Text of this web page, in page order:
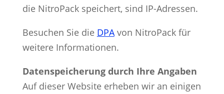
die NitroPack speichert, sind IP-Adressen.
Besuchen Sie die DPAvon NitroPack für
weitere Informationen.
Datenspeicherung durch Ihre Angaben
Auf dieser Website erheben wir an einigen